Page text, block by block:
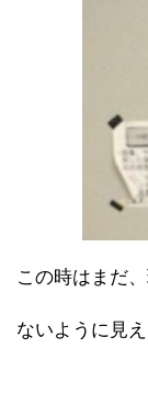
この時はまだ
ないように見え